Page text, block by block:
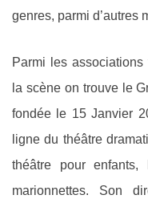
genres, parmi d’autres
Parmi les
la scène on trouve le
fondée le 15 Janvier
ligne du théâtre
théâtre pour
marionnettes. Son